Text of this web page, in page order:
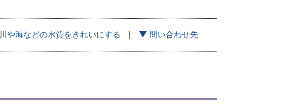
川や海などの水質をきれいにする 問い合わせ先